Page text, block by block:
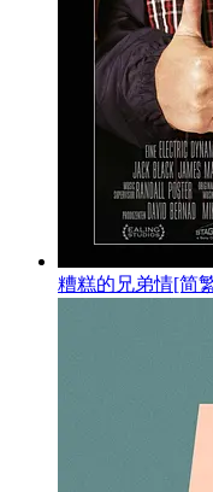
糟糕的兄弟情[简